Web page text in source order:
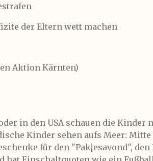
der Eltern wett machen
Aktion Kärnten)
in den USA schauen die
Kinder sehen aufs Meer:
für den "Pakjesavond",